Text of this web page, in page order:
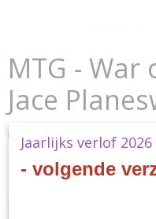
MTG -
Jace
€ 11,30 (inclusief btw 21%)
Niet op voorraad
Jaarlijks verlof
- volgende